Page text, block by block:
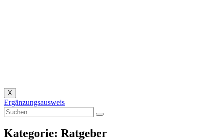
X
Ergänzungsausweis
Kategorie: Ratgeber